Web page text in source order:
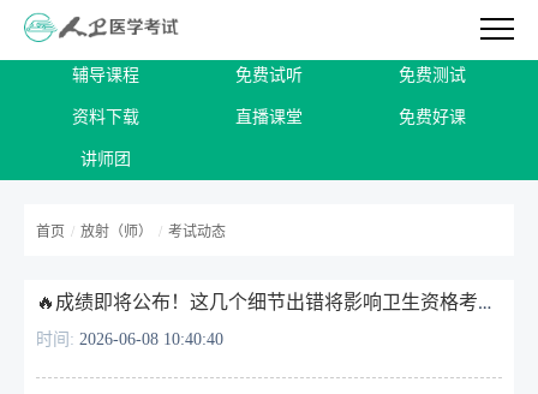
辅导课程 免费试听 免费测试
资料下载 直播课堂 免费好课
讲师团
首页 / 放射（师） / 考试动态
🔥成绩即将公布！这几个细节出错将影响卫生资格考试成绩！
时间: 2026-06-08 10:40:40